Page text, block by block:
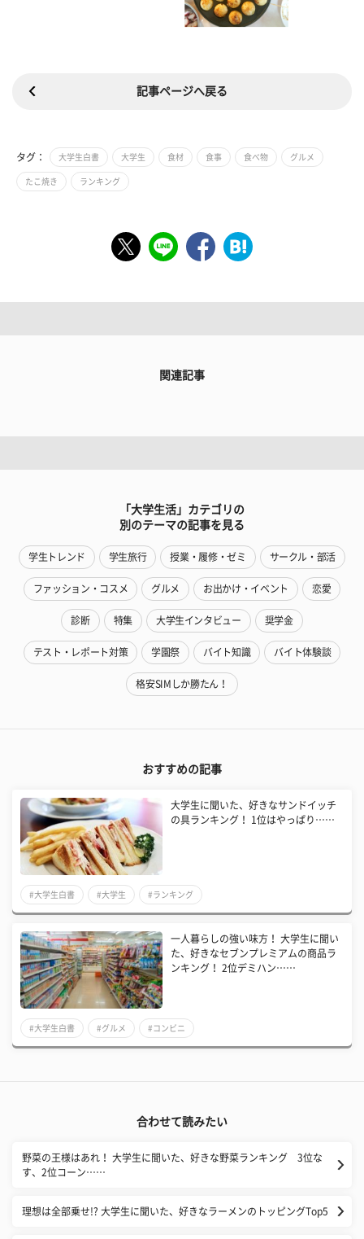
記事ページへ戻る
タグ： 大学生白書 大学生 食材 食事 食べ物 グルメ
たこ焼き ランキング
関連記事
「大学生活」カテゴリの
別のテーマの記事を見る
学生トレンド 学生旅行 授業・履修・ゼミ サークル・部活
ファッション・コスメ グルメ お出かけ・イベント 恋愛
診断 特集 大学生インタビュー 奨学金
テスト・レポート対策 学園祭 バイト知識 バイト体験談
格安SIMしか勝たん！
おすすめの記事
大学生に聞いた、好きなサンドイッチ
の具ランキング！ 1位はやっぱり……
#大学生白書 #大学生 #ランキング
一人暮らしの強い味方！ 大学生に聞い
た、好きなセブンプレミアムの商品ラ
ンキング！ 2位デミハン……
#大学生白書 #グルメ #コンビニ
合わせて読みたい
野菜の王様はあれ！ 大学生に聞いた、好きな野菜ランキング 3位な
す、2位コーン……
理想は全部乗せ!? 大学生に聞いた、好きなラーメンのトッピングTop5